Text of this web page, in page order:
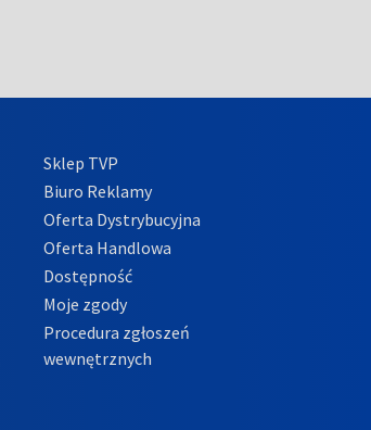
Sklep TVP
Biuro Reklamy
Oferta Dystrybucyjna
Oferta Handlowa
Dostępność
Moje zgody
Procedura zgłoszeń
wewnętrznych